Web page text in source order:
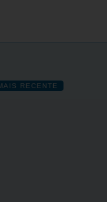
RECENTE